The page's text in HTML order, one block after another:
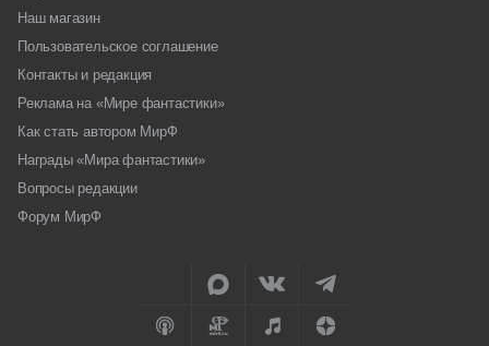
Наш магазин
Пользовательское соглашение
Контакты и редакция
Реклама на «Мире фантастики»
Как стать автором МирФ
Награды «Мира фантастики»
Вопросы редакции
Форум МирФ